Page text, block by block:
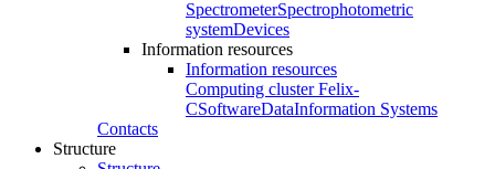
SpectrometerSpectrophotometric
systemDevices
Information resources
Information resources
Computing cluster Felix-
CSoftwareDataInformation Systems
Contacts
Structure